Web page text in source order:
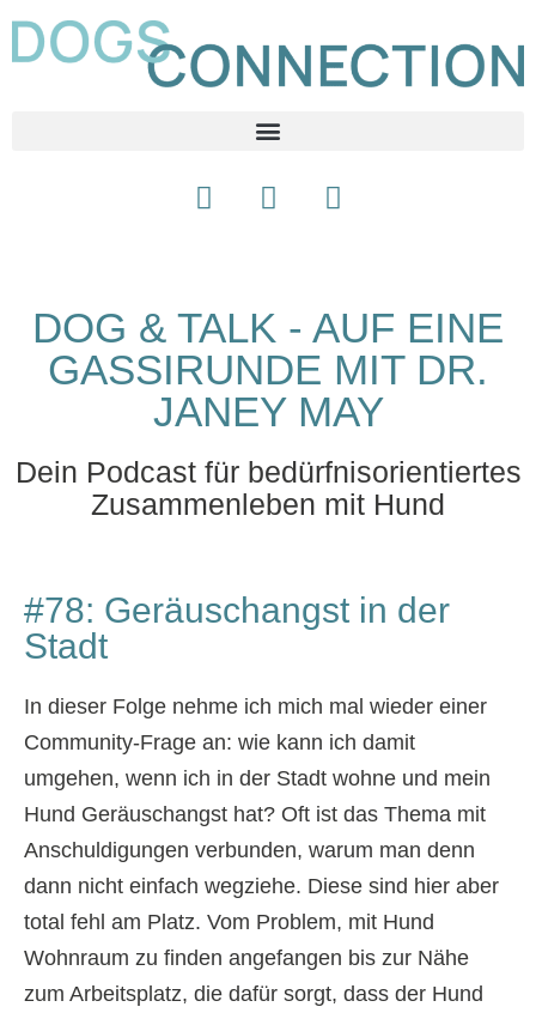
DOG & TALK - AUF EINE
GASSIRUNDE MIT DR.
JANEY MAY
Dein Podcast für bedürfnisorientiertes
Zusammenleben mit Hund
#78: Geräuschangst in der
Stadt
In dieser Folge nehme ich mich mal wieder einer
Community-Frage an: wie kann ich damit
umgehen, wenn ich in der Stadt wohne und mein
Hund Geräuschangst hat? Oft ist das Thema mit
Anschuldigungen verbunden, warum man denn
dann nicht einfach wegziehe. Diese sind hier aber
total fehl am Platz. Vom Problem, mit Hund
Wohnraum zu finden angefangen bis zur Nähe
zum Arbeitsplatz, die dafür sorgt, dass der Hund